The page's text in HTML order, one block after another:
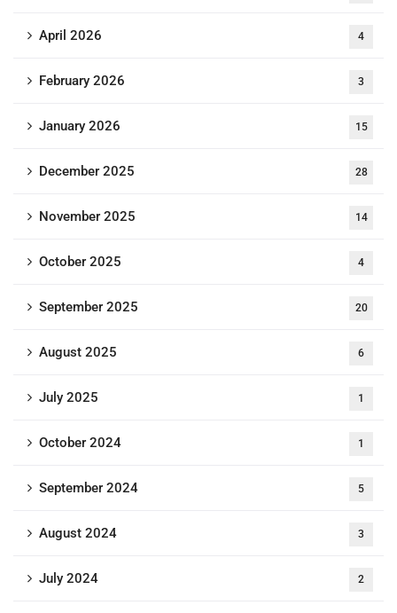
April 2026 4
February 2026 3
January 2026 15
December 2025 28
November 2025 14
October 2025 4
September 2025 20
August 2025 6
July 2025 1
October 2024 1
September 2024 5
August 2024 3
July 2024 2